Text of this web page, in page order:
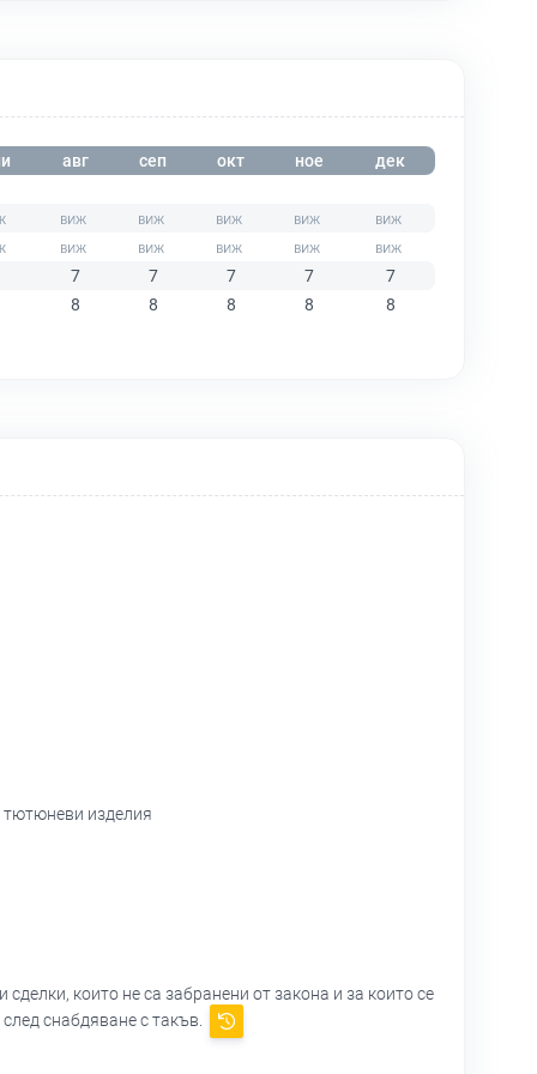
авг сеп окт ное дек
7 7 7 7
7
8
8 8 8 8
тютюневи изделия
които не са забранени от закона и за които се
снабдяване с такъв.